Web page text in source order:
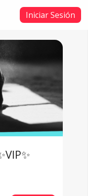
Iniciar Sesión